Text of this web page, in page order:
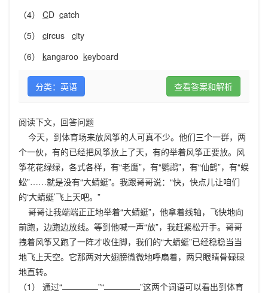
（4） CD catch
（5） circus city
（6） kangaroo keyboard
分类：英语 查看答案和解析
阅读下文，回答问题
今天，到体育场来放风筝的人可真不少。他们三个一群，两
个一伙，有的已经把风筝放上了天，有的举着风筝正要放。风
筝花花绿绿，各式各样，有“老鹰”，有“鹦鹉”，有“仙鹤”，有“蜈
蚣”……就是没有“大蜻蜓”。我跟哥哥说：“快，快点儿让咱们
的‘大蜻蜓’飞上天吧。”
哥哥让我端端正正地举着“大蜻蜓”，他拿着线轴，飞快地向
前跑，边跑边放线。等到他喊一声“放”，我赶紧松开手。哥哥
拽着风筝又跑了一阵才收住脚，我们的“大蜻蜓”已经稳稳当当
地飞上天空。它那两对大翅膀微微地呼扇着，两只眼睛骨碌碌
地直转。
（1） 通过“
”“
”这两个词语可以看出到体育